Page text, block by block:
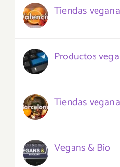
Tiendas
Productos
Tiendas
Vegans & Bio